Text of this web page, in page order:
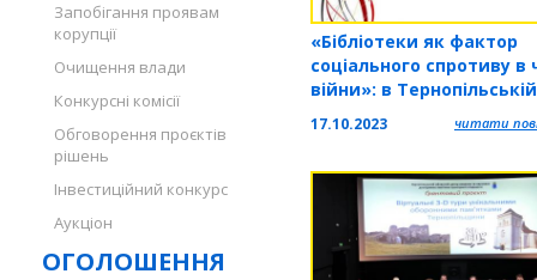
Запобігання проявам
корупції
Очищення влади
Конкурсні комісії
Обговорення проєктів
рішень
Інвестиційний конкурс
Аукціон
ОГОЛОШЕННЯ
«Бібліотеки як фактор
соціального спротиву в
війни»: в Тернопільській
молоді відбудеться
17.10.2023 читати